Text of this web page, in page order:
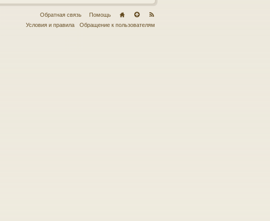
Обратная связь
Помощь
Условия и правила
Обращение к пользователям